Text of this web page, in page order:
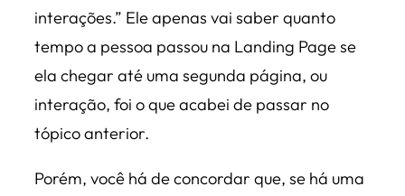
interações.” Ele apenas vai saber quanto
tempo a pessoa passou na Landing Page se
ela chegar até uma segunda página, ou
interação, foi o que acabei de passar no
tópico anterior.
Porém, você há de concordar que, se há uma